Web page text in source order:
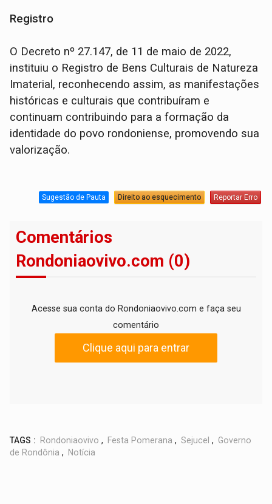
Registro
O Decreto nº 27.147, de 11 de maio de 2022,
instituiu o Registro de Bens Culturais de Natureza
Imaterial, reconhecendo assim, as manifestações
históricas e culturais que contribuíram e
continuam contribuindo para a formação da
identidade do povo rondoniense, promovendo sua
valorização.
Sugestão de Pauta Direito ao esquecimento Reportar Erro
Comentários
Rondoniaovivo.com (0)
Acesse sua conta do Rondoniaovivo.com e faça seu
comentário
Clique aqui para entrar
TAGS : Rondoniaovivo , Festa Pomerana , Sejucel , Governo
de Rondônia , Notícia